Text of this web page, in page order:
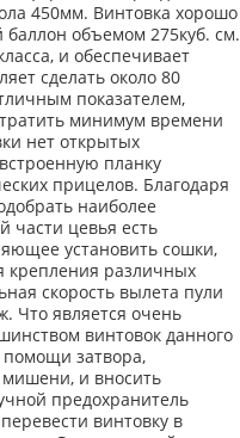
450мм. Винтовка хорошо
объемом 275куб. см.
и обеспечивает
сделать около 80
показателем,
минимум времени
нет открытых
планку
прицелов. Благодаря
наиболее
цевья есть
установить сошки,
крепления различных
скорость вылета пули
Что является очень
винтовок данного
помощи затвора,
мишени, и вносить
предохранитель
винтовку в